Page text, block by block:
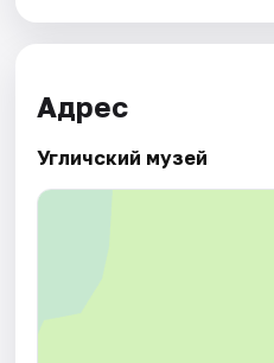
Адрес
Угличский музей